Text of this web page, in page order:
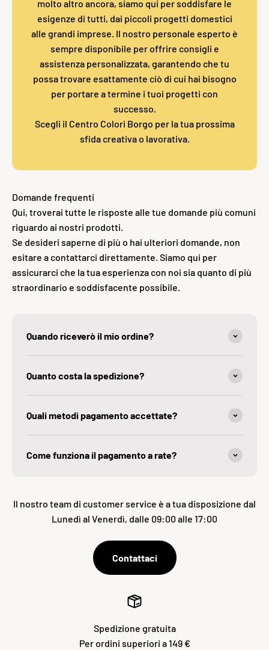
molto altro ancora, siamo qui per soddisfare le
esigenze di tutti, dai piccoli progetti domestici
alle grandi imprese. Il nostro personale esperto è
sempre disponibile per offrire consigli e
assistenza personalizzata, garantendo che tu
possa trovare esattamente ciò di cui hai bisogno
per portare a termine i tuoi progetti con
successo.
Scegli il Centro Colori Borgo per la tua prossima
sfida creativa o lavorativa.
Domande frequenti
Qui, troverai tutte le risposte alle tue domande più comuni
riguardo ai nostri prodotti.
Se desideri saperne di più o hai ulteriori domande, non
esitare a contattarci direttamente. Siamo qui per
assicurarci che la tua esperienza con noi sia quanto di più
straordinario e soddisfacente possibile.
Quando riceverò il mio ordine?
Quanto costa la spedìzione?
Quali metodi pagamento accettate?
Come funziona il pagamento a rate?
Il nostro team di customer service è a tua disposizione dal
Lunedì al Venerdì, dalle 09:00 alle 17:00
Contattaci
Spedizione gratuita
Per ordini superiori a 149 €